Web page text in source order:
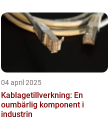
04 april 2025
Kablagetillverkning: En
oumbärlig komponent i
industrin